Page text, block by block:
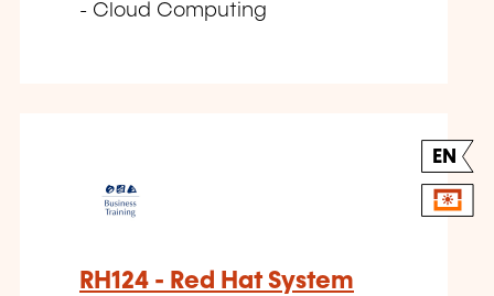
- Cloud Computing
EN
RH124 - Red Hat System